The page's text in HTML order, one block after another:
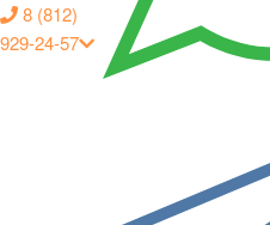
8 (812)
929-24-57